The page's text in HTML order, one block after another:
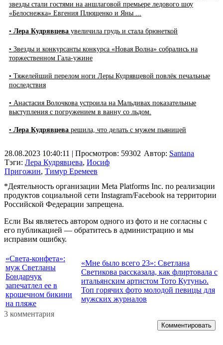
звезды стали гостями на аншлаговой премьере ледового шоу
«Белоснежка» Евгения Плющенко и Яны ...
• Лера Кудрявцева увеличила грудь и стала брюнеткой
• Звезды и конкурсанты конкурса «Новая Волна» собрались на
торжественном Гала-ужине
• Тяжелейший перелом ноги Леры Кудрявцевой повлёк печальные
последствия
• Анастасия Волочкова устроила на Мальдивах показательные
выступления с погружением в ванну со льдом.
• Лера Кудрявцева решила, что делать с мужем пьяницей
28.08.2023 10:40:11 | Просмотров: 59302
Тэги: Лера Кудрявцева, Иосиф
Пригожин, Тимур Еремеев
Автор: Santana
*Деятельность организации Meta Platforms Inc. по реализации
продуктов социальной сети Instagram/Facebook на территории
Российской Федерации запрещена.
Если Вы являетесь автором одного из фото и не согласны с
его публикацией — обратитесь в администрацию и мы
исправим ошибку.
«Света-конфета»:
муж Светланы
Бондарчук
запечатлел ее в
крошечном бикини
на пляже
«Мне было всего 23»: Светлана
Светикова рассказала, как флиртовала с
итальянским артистом Тото Кутуньо.
Топ горячих фото молодой певицы для
мужских журналов
3 комментария
Комментировать